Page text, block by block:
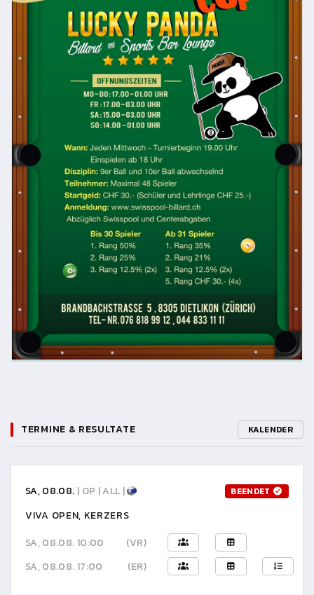
TERMINE & RESULTATE KALENDER
SA, 08.08. | OP | ALL | BEENDET
VIVA OPEN, KERZERS
SA, 08.08. 10:00
(VR)
SA, 08.08. 17:00
(ER)